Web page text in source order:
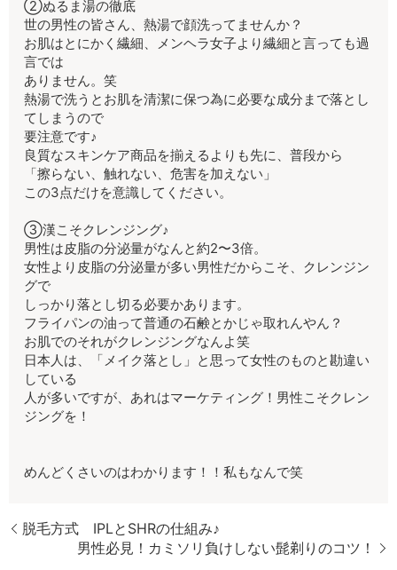
②ぬるま湯の徹底
世の男性の皆さん、熱湯で顔洗ってませんか？
お肌はとにかく繊細、メンヘラ女子より繊細と言っても過
言では
ありません。笑
熱湯で洗うとお肌を清潔に保つ為に必要な成分まで落とし
てしまうので
要注意です♪
良質なスキンケア商品を揃えるよりも先に、普段から
「擦らない、触れない、危害を加えない」
この3点だけを意識してください。
③漢こそクレンジング♪
男性は皮脂の分泌量がなんと約2〜3倍。
女性より皮脂の分泌量が多い男性だからこそ、クレンジン
グで
しっかり落とし切る必要かあります。
フライパンの油って普通の石鹸とかじゃ取れんやん？
お肌でのそれがクレンジングなんよ笑
日本人は、「メイク落とし」と思って女性のものと勘違い
している
人が多いですが、あれはマーケティング！男性こそクレン
ジングを！
めんどくさいのはわかります！！私もなんで笑
脱毛方式 IPLとSHRの仕組み♪
男性必見！カミソリ負けしない髭剃りのコツ！